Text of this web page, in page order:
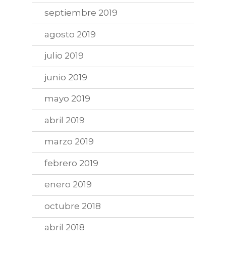
septiembre 2019
agosto 2019
julio 2019
junio 2019
mayo 2019
abril 2019
marzo 2019
febrero 2019
enero 2019
octubre 2018
abril 2018